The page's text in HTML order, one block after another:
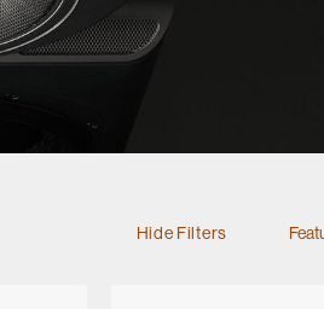
Hide Filters